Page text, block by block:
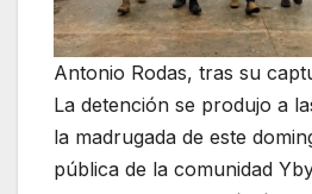
Antonio Rodas, tras su
La detención se produjo a
la madrugada de este
pública de la comunidad